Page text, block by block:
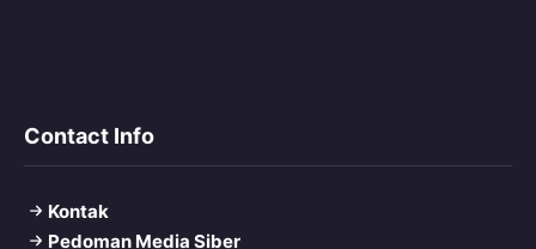
Contact Info
Kontak
Pedoman Media Siber